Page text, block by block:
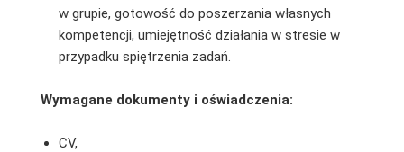
w grupie, gotowość do poszerzania własnych
kompetencji, umiejętność działania w stresie w
przypadku spiętrzenia zadań.
Wymagane dokumenty i oświadczenia:
CV,